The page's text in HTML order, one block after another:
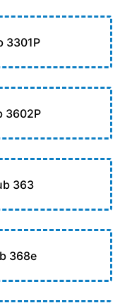
3301P
3602P
363
368e